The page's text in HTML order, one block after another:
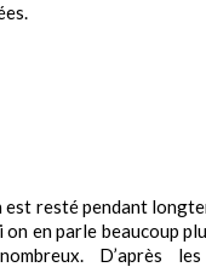
est resté pendant
on en parle beaucoup
D’après